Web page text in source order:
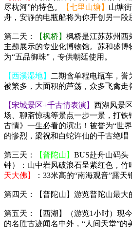
尽枕河”的特色。
【七里山塘】 山塘
舟，安静的电瓶船将为你开创另一段
第二天： 【枫桥】 枫桥是江苏苏州西
主题展示的专业化博物馆。苏和盛
为“五品御珠”，专供朝廷使用。
【西溪湿地】
二期含单程电瓶车，
被繁多，大面积的芦荡，众多飞禽走
【宋城景区+千古情表演】 西湖风景
场、聊斋惊魂等景点一步一景，打
古情》一生必看的演出！被誉为“世
的惨烈，梁祝和白蛇许仙的千古绝唱
第三天： 【普陀山】 BUS赴舟山码头
钟）：山中岩风破浪石呈紫红色，竹
天大佛】
：33米高的“南海观音”露
第四天：【普陀山】游览普陀山最大
第五天：【西湖】（游览1小时）现
的名胜古迹闻名中外，“人间天堂”